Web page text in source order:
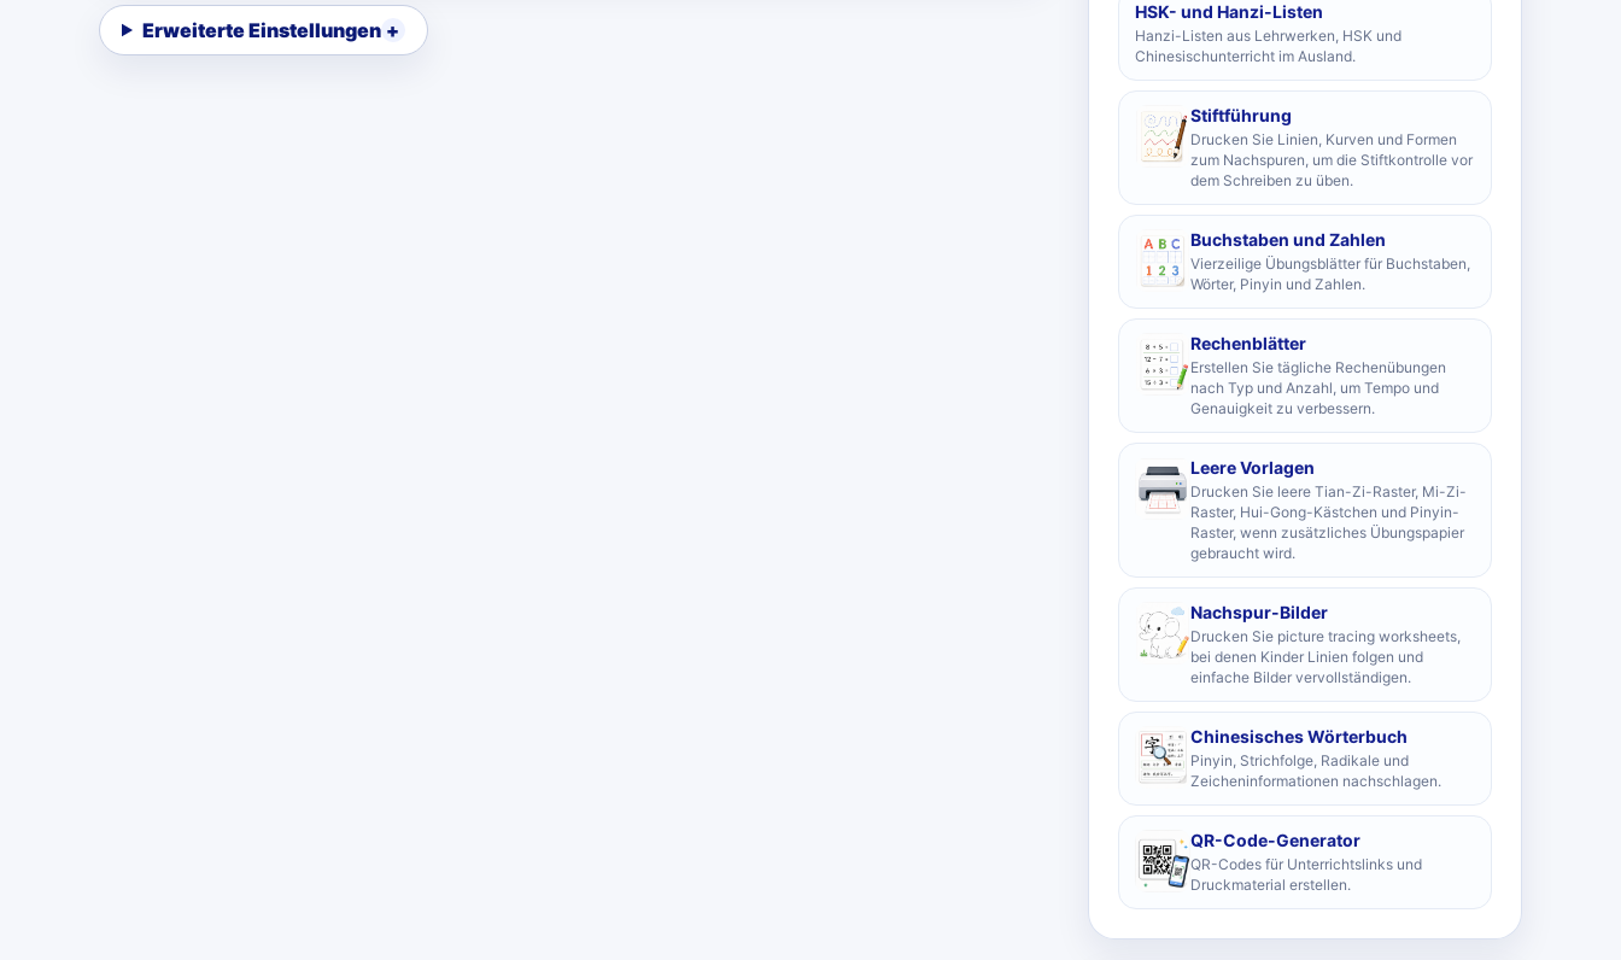
Erweiterte Einstellungen
HSK- und Hanzi-Listen
Hanzi-Listen aus Lehrwerken, HSK und
Chinesischunterricht im Ausland.
Stiftführung
Drucken Sie Linien, Kurven und Formen
zum Nachspuren, um die Stiftkontrolle vor
dem Schreiben zu üben.
Buchstaben und Zahlen
Vierzeilige Übungsblätter für Buchstaben,
Wörter, Pinyin und Zahlen.
Rechenblätter
Erstellen Sie tägliche Rechenübungen
nach Typ und Anzahl, um Tempo und
Genauigkeit zu verbessern.
Leere Vorlagen
Drucken Sie leere Tian-Zi-Raster, Mi-Zi-
Raster, Hui-Gong-Kästchen und Pinyin-
Raster, wenn zusätzliches Übungspapier
gebraucht wird.
Nachspur-Bilder
Drucken Sie picture tracing worksheets,
bei denen Kinder Linien folgen und
einfache Bilder vervollständigen.
Chinesisches Wörterbuch
Pinyin, Strichfolge, Radikale und
Zeicheninformationen nachschlagen.
QR-Code-Generator
QR-Codes für Unterrichtslinks und
Druckmaterial erstellen.